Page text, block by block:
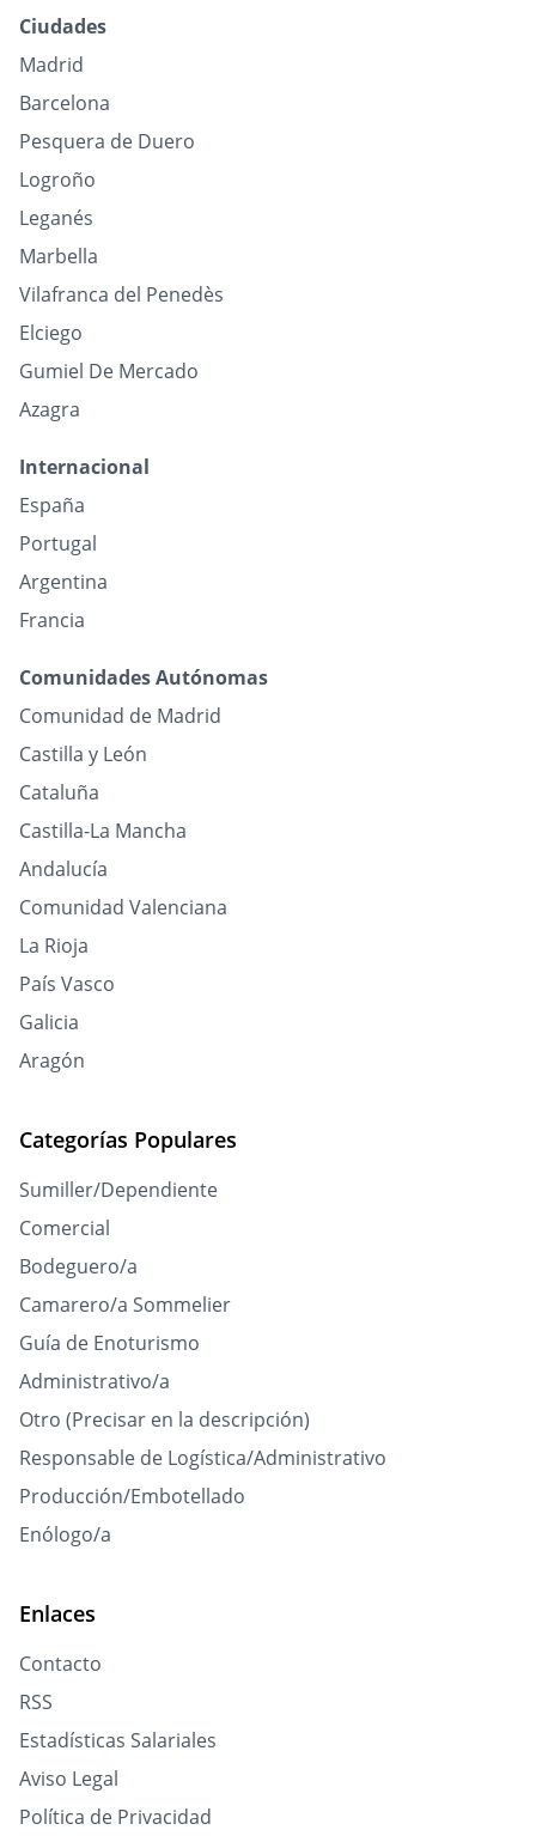
Ciudades
Madrid
Barcelona
Pesquera de Duero
Logroño
Leganés
Marbella
Vilafranca del Penedès
Elciego
Gumiel De Mercado
Azagra
Internacional
España
Portugal
Argentina
Francia
Comunidades Autónomas
Comunidad de Madrid
Castilla y León
Cataluña
Castilla-La Mancha
Andalucía
Comunidad Valenciana
La Rioja
País Vasco
Galicia
Aragón
Categorías Populares
Sumiller/Dependiente
Comercial
Bodeguero/a
Camarero/a Sommelier
Guía de Enoturismo
Administrativo/a
Otro (Precisar en la descripción)
Responsable de Logística/Administrativo
Producción/Embotellado
Enólogo/a
Enlaces
Contacto
RSS
Estadísticas Salariales
Aviso Legal
Política de Privacidad